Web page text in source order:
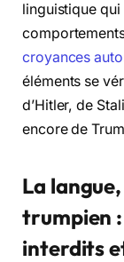
linguistique qui
croyances
éléments se
d’Hitler, de
encore de
La
trumpien
interdits